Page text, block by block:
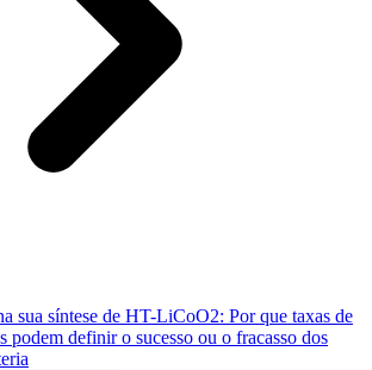
sua síntese de HT-LiCoO2: Por que taxas de
podem definir o sucesso ou o fracasso dos